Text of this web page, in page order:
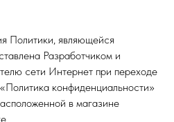
Политики, являющейся
Разработчиком и
сети Интернет при переходе
конфиденциальности»
в магазине